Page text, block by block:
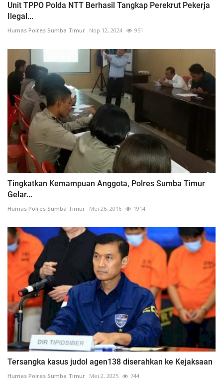
Unit TPPO Polda NTT Berhasil Tangkap Perekrut Pekerja
Ilegal...
Humas Polres Sumba Timur Nop 12, 2024 951
Tingkatkan Kemampuan Anggota, Polres Sumba Timur
Gelar...
Humas Polres Sumba Timur Mei 26, 2016 1914
Tersangka kasus judol agen138 diserahkan ke Kejaksaan
Humas Polres Sumba Timur Mei 2, 2025 744